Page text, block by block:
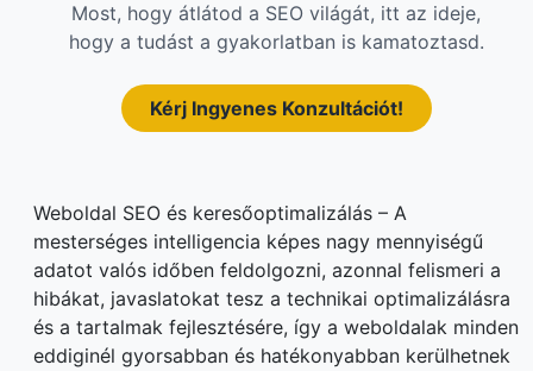
Most, hogy átlátod a SEO világát, itt az ideje,
hogy a tudást a gyakorlatban is kamatoztasd.
Kérj Ingyenes Konzultációt!
Weboldal SEO és keresőoptimalizálás – A
mesterséges intelligencia képes nagy mennyiségű
adatot valós időben feldolgozni, azonnal felismeri a
hibákat, javaslatokat tesz a technikai optimalizálásra
és a tartalmak fejlesztésére, így a weboldalak minden
eddiginél gyorsabban és hatékonyabban kerülhetnek